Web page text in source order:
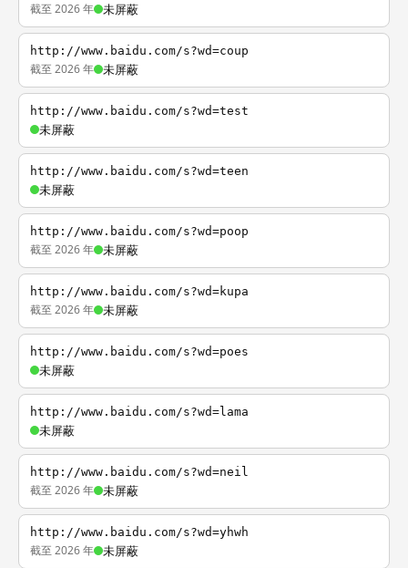
截至 2026 年 未屏蔽
http://www.baidu.com/s?wd=coup
截至 2026 年 未屏蔽
http://www.baidu.com/s?wd=test
未屏蔽
http://www.baidu.com/s?wd=teen
未屏蔽
http://www.baidu.com/s?wd=poop
截至 2026 年 未屏蔽
http://www.baidu.com/s?wd=kupa
截至 2026 年 未屏蔽
http://www.baidu.com/s?wd=poes
未屏蔽
http://www.baidu.com/s?wd=lama
未屏蔽
http://www.baidu.com/s?wd=neil
截至 2026 年 未屏蔽
http://www.baidu.com/s?wd=yhwh
截至 2026 年 未屏蔽